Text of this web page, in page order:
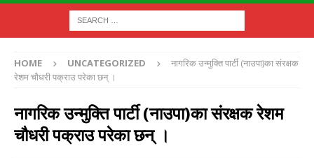
HOME UNCATEGORIZED
नागरिक उन्मुक्ति पार्टी (नाउपा)का संरक्षक
रेशम चौधरी पक्राउ परेका छन् ।
नागरिक उन्मुक्ति पार्टी (नाउपा)का संरक्षक रेशम
चौधरी पक्राउ परेका छन् ।